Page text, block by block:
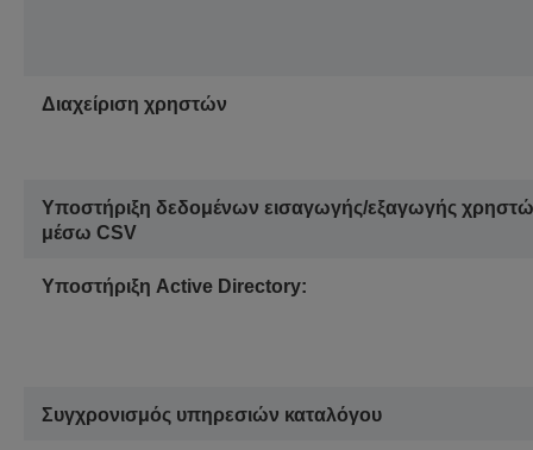
Διαχείριση χρηστών
Υποστήριξη δεδομένων εισαγωγής/εξαγωγής
μέσω CSV
Υποστήριξη Active Directory:
Συγχρονισμός υπηρεσιών καταλόγου